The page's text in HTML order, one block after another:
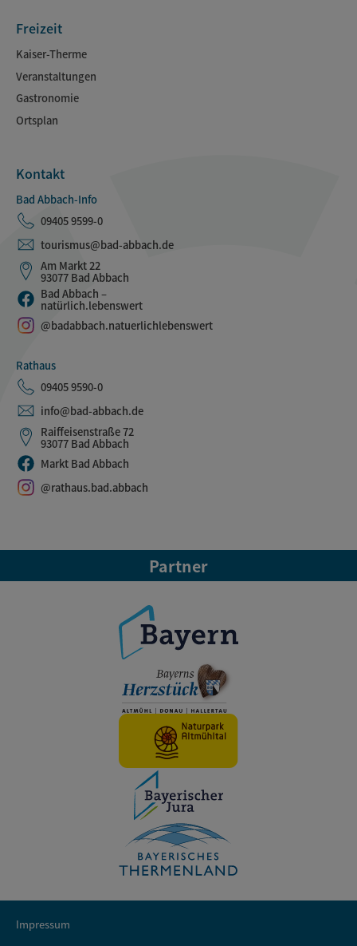
Freizeit
Kaiser-Therme
Veranstaltungen
Gastronomie
Ortsplan
Kontakt
Bad Abbach-Info
09405 9599-0
tourismus@bad-abbach.de
Am Markt 22
93077 Bad Abbach
Bad Abbach –
natürlich.lebenswert
@badabbach.natuerlichlebenswert
Rathaus
09405 9590-0
info@bad-abbach.de
Raiffeisenstraße 72
93077 Bad Abbach
Markt Bad Abbach
@rathaus.bad.abbach
Partner
Impressum